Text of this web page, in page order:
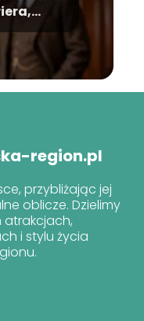
region.pl
przybliżając jej
oblicze. Dzielimy
atrakcjach,
i stylu życia